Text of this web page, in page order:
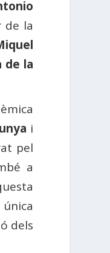
de la
de la
i
pel
a
dels